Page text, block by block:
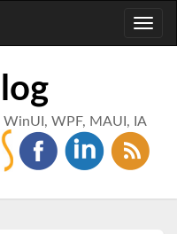
WPF, MAUI, IA